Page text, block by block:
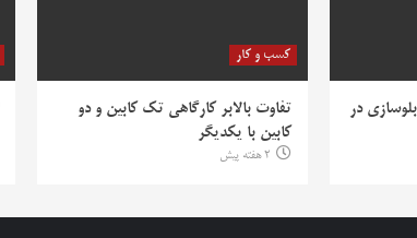
در
کسب و کار
تفاوت بالابر کارگاهی تک کابین و دو
کابین با یکدیگر
2 هفته پیش